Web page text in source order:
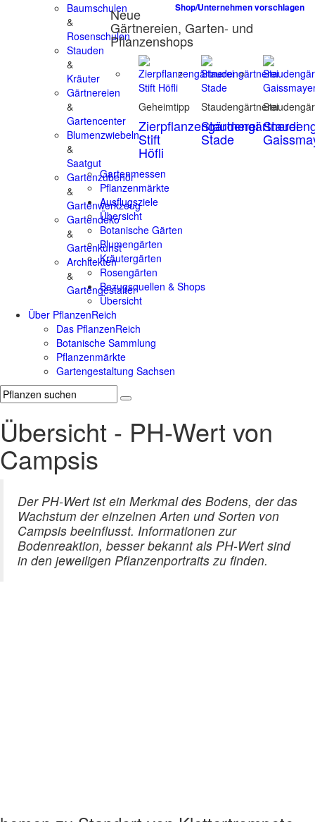
Baumschulen
&
Rosenschulen
Stauden
&
Kräuter
Gärtnereien
&
Gartencenter
Blumenzwiebeln
&
Saatgut
Gartenzubehör
&
Gartenwerkzeug
Gartendeko
&
Gartenkunst
Architekten
&
Gartengestalter
Shop/Unternehmen vorschlagen
Neue
Gärtnereien, Garten- und
Pflanzenshops
Geheimtipp
Zierpflanzengärtnerei
Stift
Höfli
Staudengärtnerei
Staudengärtnerei
Stade
Gartenmessen
Pflanzenmärkte
Ausflugsziele
Übersicht
Botanische Gärten
Blumengärten
Kräutergärten
Rosengärten
Bezugsquellen & Shops
Übersicht
Über PflanzenReich
Das PflanzenReich
Botanische Sammlung
Pflanzenmärkte
Gartengestaltung Sachsen
Übersicht - PH-Wert von
Campsis
Der PH-Wert ist ein Merkmal des Bodens, der das
Wachstum der einzelnen Arten und Sorten von
Campsis beeinflusst. Informationen zur
Bodenreaktion, besser bekannt als PH-Wert sind
in den jeweiligen Pflanzenportraits zu finden.